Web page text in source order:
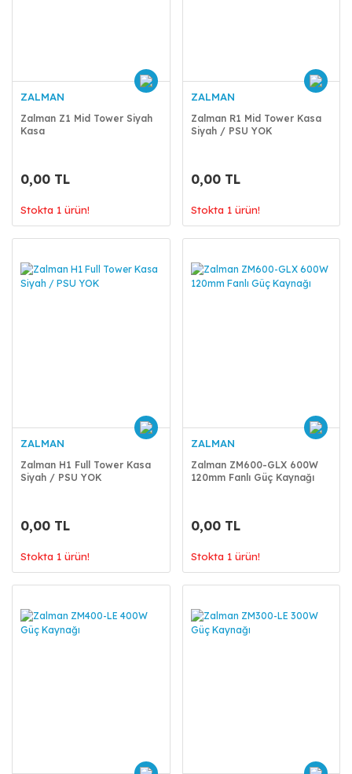
ZALMAN
Zalman Z1 Mid Tower Siyah
Kasa
0,00 TL
Stokta 1 ürün!
ZALMAN
Zalman R1 Mid Tower Kasa
Siyah / PSU YOK
0,00 TL
Stokta 1 ürün!
ZALMAN
Zalman H1 Full Tower Kasa
Siyah / PSU YOK
0,00 TL
Stokta 1 ürün!
ZALMAN
Zalman ZM600-GLX 600W
120mm Fanlı Güç Kaynağı
0,00 TL
Stokta 1 ürün!